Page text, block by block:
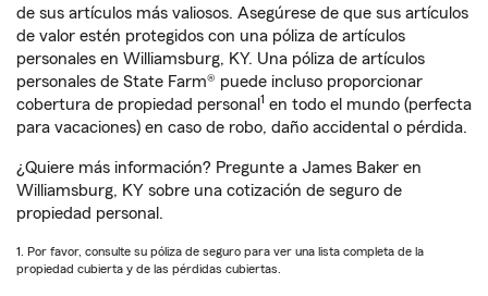
de sus artículos más valiosos. Asegúrese de que sus artículos
de valor estén protegidos con una póliza de artículos
personales en Williamsburg, KY. Una póliza de artículos
personales de State Farm® puede incluso proporcionar
cobertura de propiedad personal 1 en todo el mundo (perfecta
para vacaciones) en caso de robo, daño accidental o pérdida.
¿Quiere más información? Pregunte a James Baker en
Williamsburg, KY sobre una cotización de seguro de
propiedad personal.
1. Por favor, consulte su póliza de seguro para ver una lista completa de la
propiedad cubierta y de las pérdidas cubiertas.